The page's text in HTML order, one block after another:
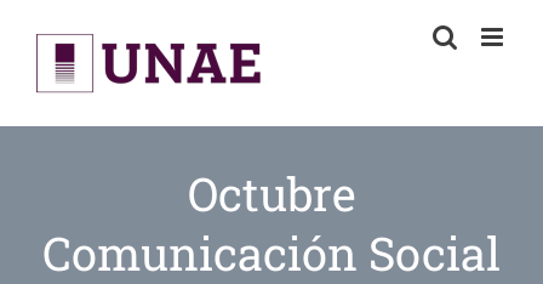
content
Octubre
Comunicación Social